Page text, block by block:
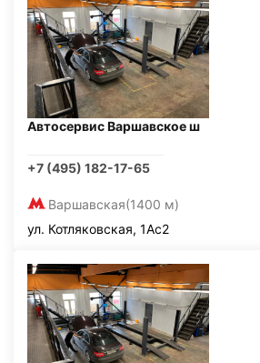
Автосервис Варшавское ш
+7 (495) 182-17-65
Варшавская(1400 м)
ул. Котляковская, 1Ас2